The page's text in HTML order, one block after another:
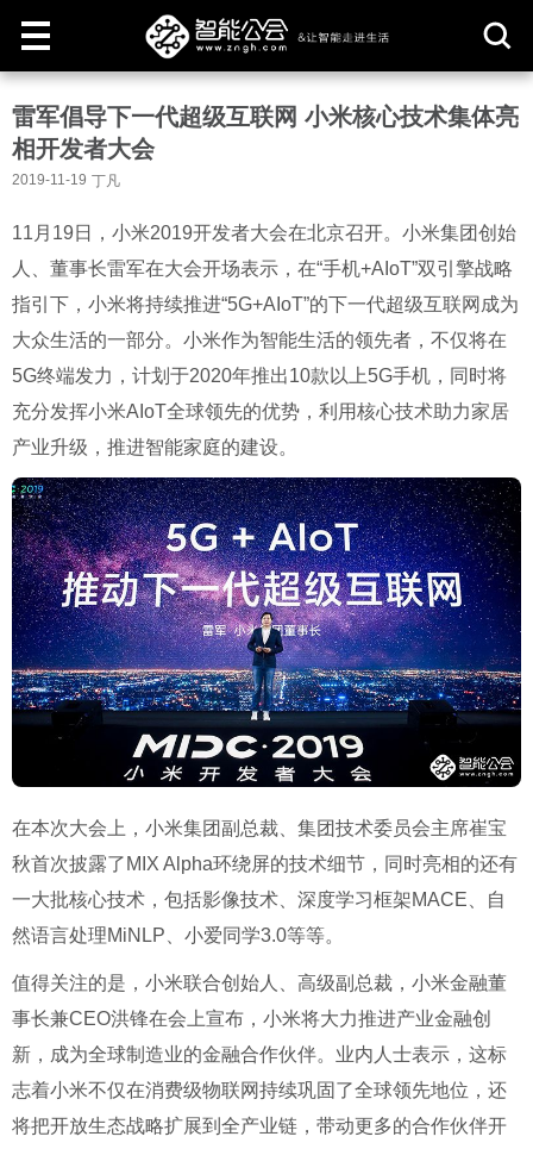
取
雷军倡导下一代超级互联网 小米核心技术集体亮
相开发者大会
2019-11-19 丁凡
11月19日，小米2019开发者大会在北京召开。小米集团创始
人、董事长雷军在大会开场表示，在“手机+AIoT”双引擎战略
指引下，小米将持续推进“5G+AIoT”的下一代超级互联网成为
大众生活的一部分。小米作为智能生活的领先者，不仅将在
5G终端发力，计划于2020年推出10款以上5G手机，同时将
充分发挥小米AIoT全球领先的优势，利用核心技术助力家居
产业升级，推进智能家庭的建设。
在本次大会上，小米集团副总裁、集团技术委员会主席崔宝
秋首次披露了MIX Alpha环绕屏的技术细节，同时亮相的还有
一大批核心技术，包括影像技术、深度学习框架MACE、自
然语言处理MiNLP、小爱同学3.0等等。
值得关注的是，小米联合创始人、高级副总裁，小米金融董
事长兼CEO洪锋在会上宣布，小米将大力推进产业金融创
新，成为全球制造业的金融合作伙伴。业内人士表示，这标
志着小米不仅在消费级物联网持续巩固了全球领先地位，还
将把开放生态战略扩展到全产业链，带动更多的合作伙伴开